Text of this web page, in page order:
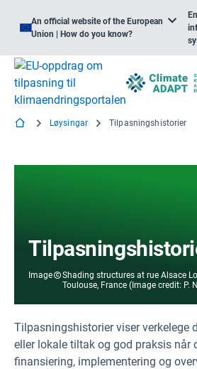
An official website of the European
Union | How do you know?
Løysingar Tilpasningshistorier
Image
Shading structures at rue Alsace
Toulouse, France (Image credit: P.
Tilpasningshistorier viser verkelege
eller lokale tiltak og god praksis når
finansiering, implementering og